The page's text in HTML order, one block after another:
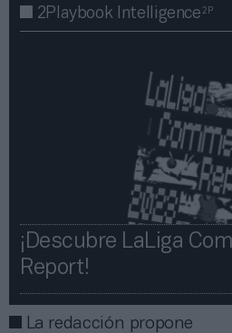
2Playbook Intelligence2P
¡Descubre LaLiga
Report!​​
La redacción propone